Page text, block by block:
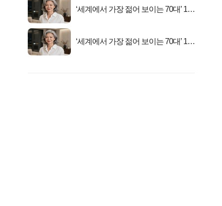
‘세계에서 가장 젊어 보이는 70대’ 1위
‘세계에서 가장 젊어 보이는 70대’ 1위